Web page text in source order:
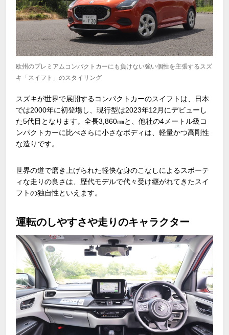
欧州のプレミアムコンパクトカーにも負けない強い個性を主張するスズ
キ「スイフト」のスタイリング
スズキが世界で展開するコンパクトカーのスイフトは、日本
では2000年に初登場し、現行型は2023年12 月にデビューし
た5代目となります。全長3,860㎜と、他社の4 メートル級コ
ンパクトカーに比べさらに小さなボディは、軽量かつ高剛性
な造りです。
世界の道で磨き上げられた軽快な身のこなしによるスポーテ
ィな走りの良さは、歴代モデルで代々受け継がれてきたスイ
フトの独自性といえます。
運転のしやすさや走りのキャラクター